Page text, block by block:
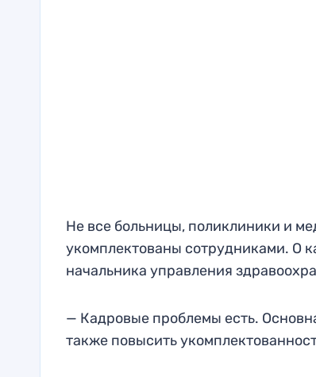
Не все больницы, поликлиники и
укомплектованы сотрудниками. О
начальника управления
— Кадровые проблемы есть.
также повысить